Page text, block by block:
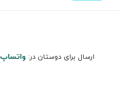
ارسال برای دوستان در: واتساپ